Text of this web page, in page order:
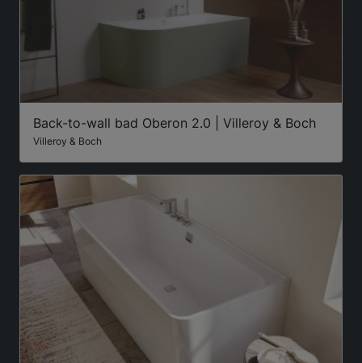
Back-to-wall bad Oberon 2.0 | Villeroy & Boch
Villeroy & Boch